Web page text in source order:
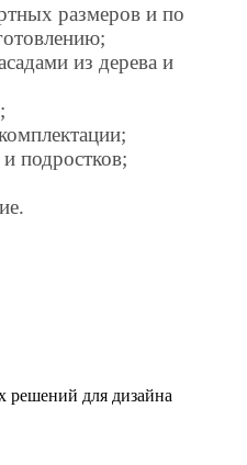
размеров и по
из дерева и
подростков;
для дизайна